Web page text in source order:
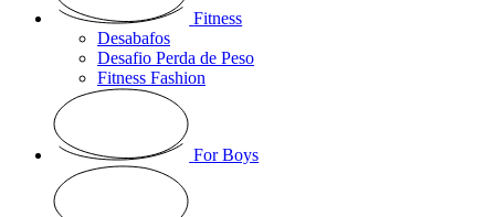
Fitness
Desabafos
Desafio Perda de Peso
Fitness Fashion
For Boys